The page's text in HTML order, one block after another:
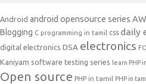
Android android opensource series
Blogging C programming in tamil css daily
digital electronics DSA electronics
Kaniyam software testing series learn PHP
Open source PHP in tamil PHP in